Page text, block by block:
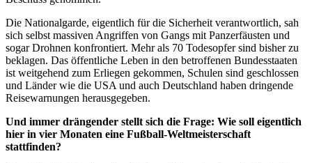
Die Nationalgarde, eigentlich für die Sicherheit verantwortlich, sah
sich selbst massiven Angriffen von Gangs mit Panzerfäusten und
sogar Drohnen konfrontiert. Mehr als 70 Todesopfer sind bisher zu
beklagen. Das öffentliche Leben in den betroffenen Bundesstaaten
ist weitgehend zum Erliegen gekommen, Schulen sind geschlossen
und Länder wie die USA und auch Deutschland haben dringende
Reisewarnungen herausgegeben.
Und immer drängender stellt sich die Frage: Wie soll eigentlich
hier in vier Monaten eine Fußball-Weltmeisterschaft
stattfinden?